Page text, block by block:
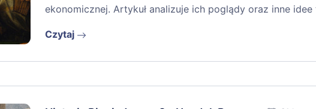
ekonomicznej. Artykuł analizuje ich poglądy oraz inne
Czytaj